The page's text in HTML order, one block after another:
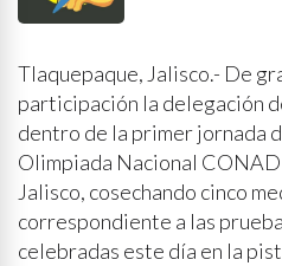
Tlaquepaque, Jalisco.- De
participación la delegación
dentro de la primer jornada
Olimpiada Nacional
Jalisco, cosechando cinco
correspondiente a las
celebradas este día en la